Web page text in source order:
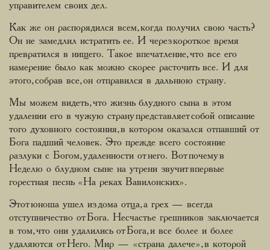
управителем своих дел.
Как же он распорядился всем, когда получил свою часть?
Он не замедлил истратить ее. И через короткое время
превратился в нищего. Такое впечатление, что все его
намерение было как можно скорее расточить все. И для
этого, собрав все, он отправился в дальнюю страну.
Мы можем видеть, что жизнь блудного сына в этом
удалении его в чужую страну представляет собой описание
того духовного состояния, в котором оказался отпавший от
Бога падший человек. Это прежде всего состояние
разлуки с Богом, удаленности от него. Вот почему в
Неделю о блудном сыне на утрени звучит впервые
горестная песнь «На реках Вавилонских».
Этот юноша ушел из дома отца, а грех — всегда
отступничество от Бога. Несчастье грешников заключается
в том, что они удалились от Бога, и все более и более
удаляются от Него. Мир — «страна далече», в которой